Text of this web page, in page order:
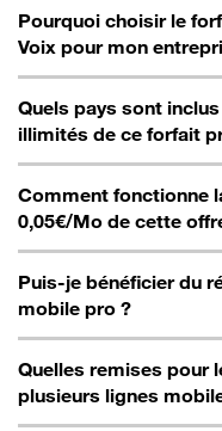
Pourquoi choisir le
Voix pour mon
Quels pays sont
illimités de ce forfait
Comment fonctionne
0,05€/Mo de cette
Puis-je bénéficier du
mobile pro ?
Quelles remises pour
plusieurs lignes